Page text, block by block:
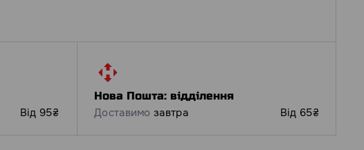
Від 95₴
Нова Пошта: відділення
Доставимо завтра Від 65₴